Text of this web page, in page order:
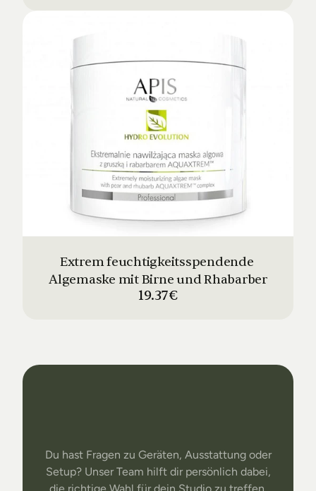
Extrem feuchtigkeitsspendende
Algemaske mit Birne und Rhabarber
19.37€
Du hast Fragen zu Geräten, Ausstattung oder
Setup? Unser Team hilft dir persönlich dabei,